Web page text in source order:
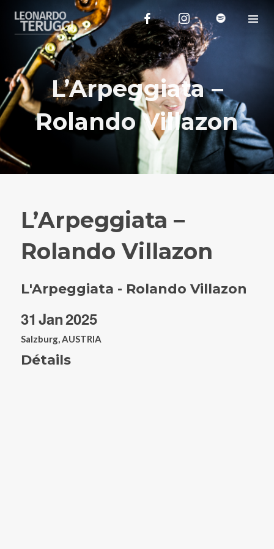
L’Arpeggiata –
Rolando Villazon
L’Arpeggiata –
Rolando Villazon
L'Arpeggiata - Rolando Villazon
31 Jan2025
Salzburg, AUSTRIA
Détails